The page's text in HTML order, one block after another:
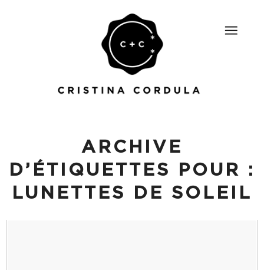
ARCHIVE
D’ÉTIQUETTES POUR :
LUNETTES DE SOLEIL